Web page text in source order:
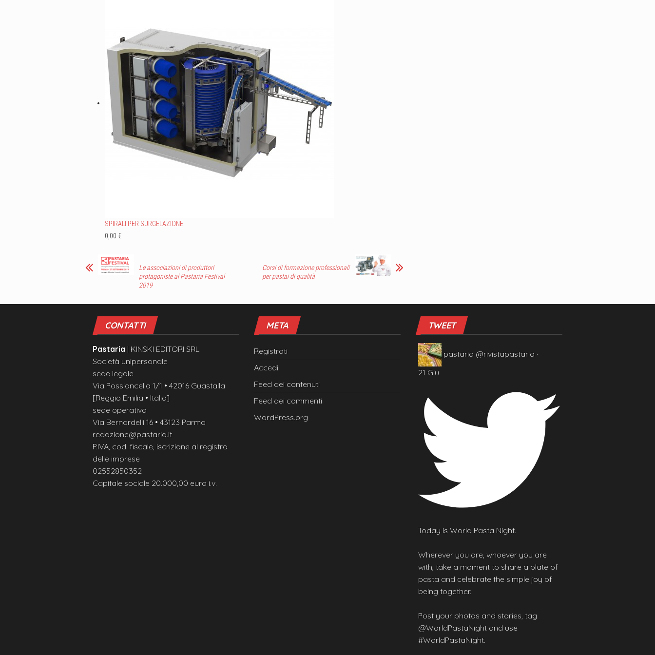
SPIRALI PER SURGELAZIONE
0,00 €
Le associazioni di produttori
protagoniste al Pastaria Festival
2019
Corsi di formazione professionali
per pastai di qualità
CONTATTI
Pastaria | KINSKI EDITORI SRL
Società unipersonale
sede legale
Via Possioncella 1/1 • 42016 Guastalla
[Reggio Emilia • Italia]
sede operativa
Via Bernardelli 16 • 43123 Parma
redazione@pastaria.it
P.IVA, cod. fiscale, iscrizione al registro
delle imprese
02552850352
Capitale sociale 20.000,00 euro i.v.
META
Registrati
Accedi
Feed dei contenuti
Feed dei commenti
WordPress.org
TWEET
pastaria @rivistapastaria ·
21 Giu
Today is World Pasta Night.
Wherever you are, whoever you are
with, take a moment to share a plate of
pasta and celebrate the simple joy of
being together.
Post your photos and stories, tag
@WorldPastaNight and use
#WorldPastaNight.